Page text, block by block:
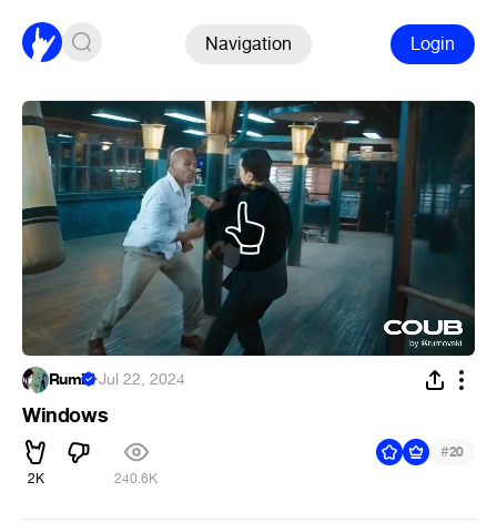
Navigation Login
Rumi ·Jul 22, 2024
Windows
2K 240.6K
#20